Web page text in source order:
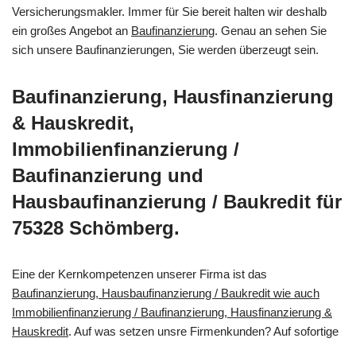
Versicherungsmakler. Immer für Sie bereit halten wir deshalb
ein großes Angebot an Baufinanzierung. Genau an sehen Sie
sich unsere Baufinanzierungen, Sie werden überzeugt sein.
Baufinanzierung, Hausfinanzierung
& Hauskredit,
Immobilienfinanzierung /
Baufinanzierung und
Hausbaufinanzierung / Baukredit für
75328 Schömberg.
Eine der Kernkompetenzen unserer Firma ist das
Baufinanzierung, Hausbaufinanzierung / Baukredit wie auch
Immobilienfinanzierung / Baufinanzierung, Hausfinanzierung &
Hauskredit. Auf was setzen unsre Firmenkunden? Auf sofortige